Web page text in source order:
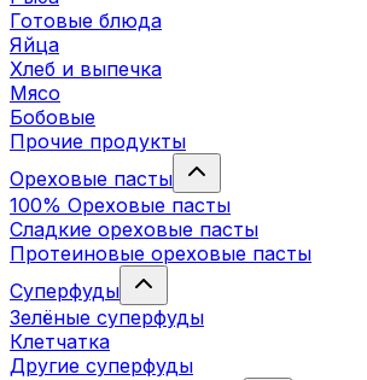
Готовые блюда
Яйца
Хлеб и выпечка
Мясо
Бобовые
Прочие продукты
Ореховые пасты
100% Ореховые пасты
Сладкие ореховые пасты
Протеиновые ореховые пасты
Суперфуды
Зелёные суперфуды
Клетчатка
Другие суперфуды